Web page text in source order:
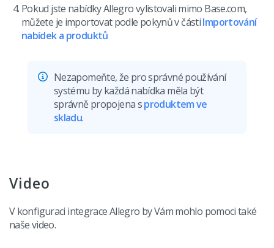
Pokud jste nabídky Allegro vylistovali mimo Base.com,
můžete je importovat podle pokynů v částiImportování
nabídek a produktů
Nezapomeňte, že pro správné používání
systému by každá nabídka měla být
správně propojena sproduktem ve
skladu.
Video
V konfiguraci integrace Allegro by Vám mohlo pomoci také
naše video.